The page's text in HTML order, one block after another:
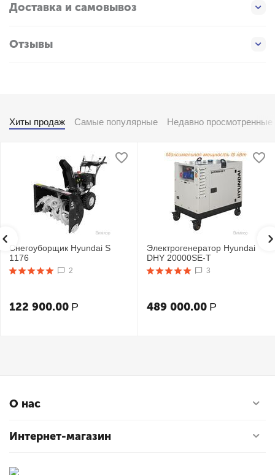
Доставка и самовывоз
Отзывы
Хиты продаж Самые популярные Недавно просмотренные
Снегоуборщик Hyundai S
1176
2
122 900.00 Р
Электрогенератор Hyundai
DHY 20000SE-T
3
489 000.00 Р
О нас
Интернет-магазин